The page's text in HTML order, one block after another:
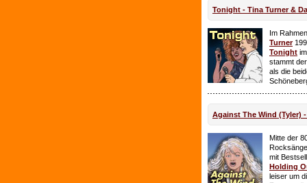
Tonight - Tina Turner &
Im
Turner
Tonight
stammt
als die
Against The Wind (Tyler)
Mitte der
mit
Holding
leiser um